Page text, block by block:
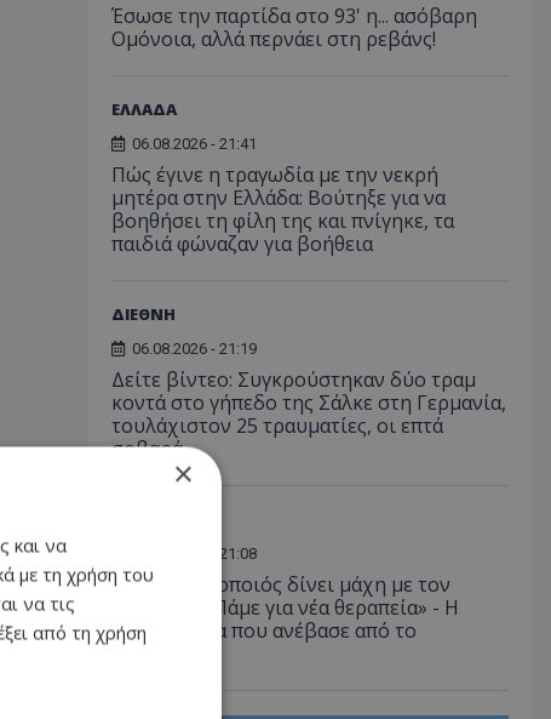
Έσωσε την παρτίδα στο 93' η... ασόβαρη
Ομόνοια, αλλά περνάει στη ρεβάνς!
ΕΛΛΑΔΑ
06.08.2026 - 21:41
Πώς έγινε η τραγωδία με την νεκρή
μητέρα στην Ελλάδα: Βούτηξε για να
βοηθήσει τη φίλη της και πνίγηκε, τα
παιδιά φώναζαν για βοήθεια
ΔΙΕΘΝΗ
06.08.2026 - 21:19
Δείτε βίντεο: Συγκρούστηκαν δύο τραμ
κοντά στο γήπεδο της Σάλκε στη Γερμανία,
τουλάχιστον 25 τραυματίες, οι επτά
σοβαρά
06.08.2026 - 21:08
Έλληνας ηθοποιός δίνει μάχη με τον
καρκίνο - «Πάμε για νέα θεραπεία» - Η
φωτογραφία που ανέβασε από το
νοσοκομείο
×
και να
με τη χρήση του
να τις
από τη χρήση